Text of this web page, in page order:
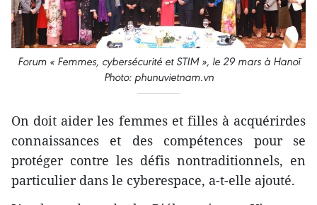
Forum « Femmes, cybersécurité et STIM », le 29 mars à Hanoï
Photo: phunuvietnam.vn
On doit aider les femmes et filles à acquérirdes
connaissances et des compétences pour se
protéger contre les défis nontraditionnels, en
particulier dans le cyberespace, a-t-elle ajouté.